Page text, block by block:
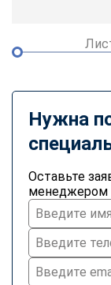
Нужна
Оставьте
менеджером